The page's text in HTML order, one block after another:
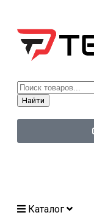
Найти
Каталог